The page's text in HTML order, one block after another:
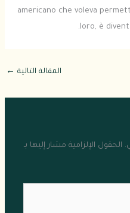
americano che voleva
loro, è
المقالة التالية ←
الحقول الإلزامية مشار إليها بـ